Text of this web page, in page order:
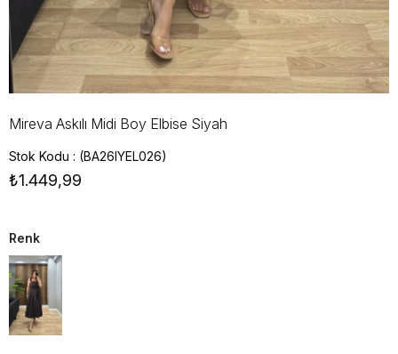
Mireva Askılı Midi Boy Elbise Siyah
Stok Kodu (BA26IYEL026)
₺1.449,99
Renk